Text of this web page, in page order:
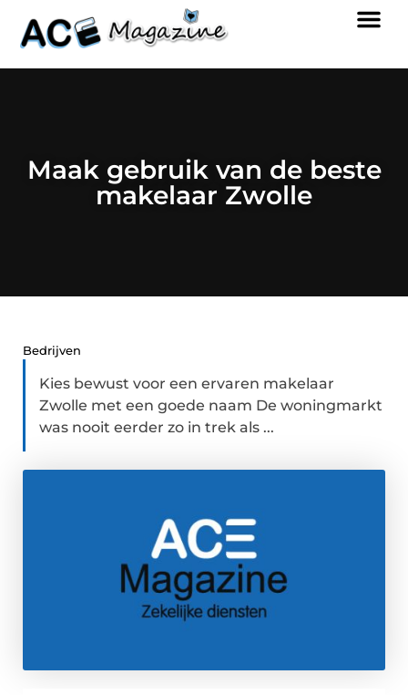
Maak gebruik van de beste
makelaar Zwolle
Bedrijven
Kies bewust voor een ervaren makelaar
Zwolle met een goede naam De woningmarkt
was nooit eerder zo in trek als ...